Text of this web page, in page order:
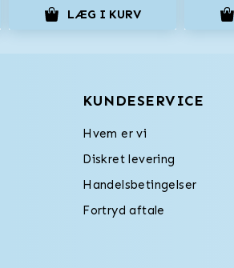
LÆG I KURV
KUNDESERVICE
Hvem er vi
Diskret levering
Handelsbetingelser
Fortryd aftale